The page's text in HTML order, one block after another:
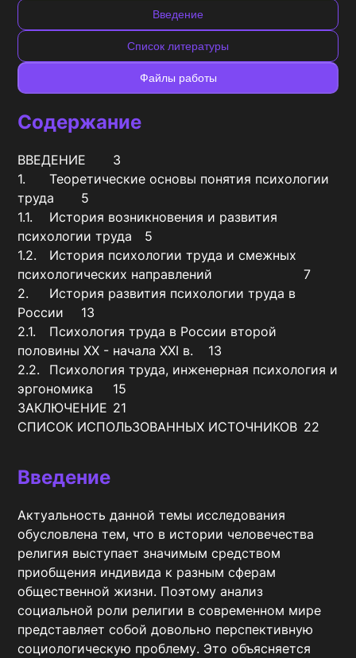
Введение
Список литературы
Файлы работы
Содержание
ВВЕДЕНИЕ	3
1.	Теоретические основы понятия психологии
труда	5
1.1.	История возникновения и развития
психологии труда	5
1.2.	История психологии труда и смежных
психологических направлений			7
2.	История развития психологии труда в
России	13
2.1.	Психология труда в России второй
половины XX - начала XXI в.	13
2.2.	Психология труда, инженерная психология и
эргономика	15
ЗАКЛЮЧЕНИЕ	21
СПИСОК ИСПОЛЬЗОВАННЫХ ИСТОЧНИКОВ	22
Введение
Актуальность данной темы исследования
обусловлена тем, что в истории человечества
религия выступает значимым средством
приобщения индивида к разным сферам
общественной жизни. Поэтому анализ
социальной роли религии в современном мире
представляет собой довольно перспективную
социологическую проблему. Это объясняется